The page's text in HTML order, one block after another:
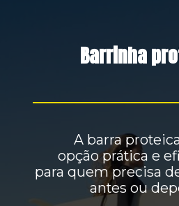
A barra
opção prática e
para quem precisa
antes ou
Barrinha